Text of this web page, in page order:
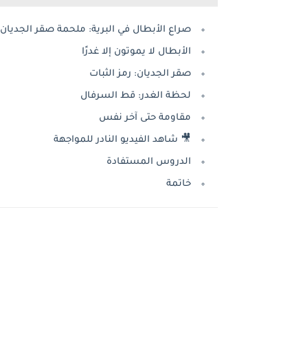
صراع الأبطال في البرية: ملحمة صقر
الأبطال لا يموتون إلا غدرًا
صقر الجديان: رمز الثبات
لحظة الغدر: قط السرفال
مقاومة حتى آخر نفس
🎥 شاهد الفيديو النادر للمواجهة
الدروس المستفادة
خاتمة